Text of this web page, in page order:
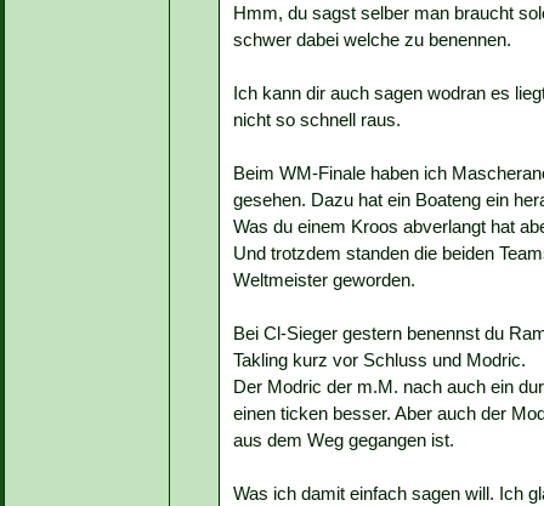
Hmm, du sagst selber man braucht
schwer dabei welche zu benennen.
Ich kann dir auch sagen wodran es
nicht so schnell raus.
Beim WM-Finale haben ich
gesehen. Dazu hat ein Boateng ein
Was du einem Kroos abverlangt hat
Und trotzdem standen die beiden
Weltmeister geworden.
Bei Cl-Sieger gestern benennst du
Takling kurz vor Schluss und Modric.
Der Modric der m.M. nach auch ein
einen ticken besser. Aber auch der
aus dem Weg gegangen ist.
Was ich damit einfach sagen will. Ich